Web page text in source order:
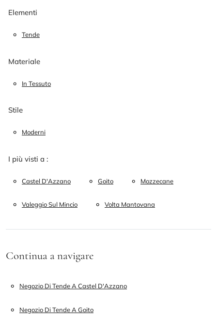
Elementi
Tende
Materiale
In Tessuto
Stile
Moderni
I più visti a :
Castel D'Azzano Goito Mozzecane
Valeggio Sul Mincio Volta Mantovana
Continua a navigare
Negozio Di Tende A Castel D'Azzano
Negozio Di Tende A Goito